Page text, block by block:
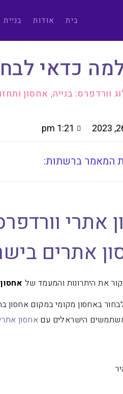
בית אודות
כדאי
וורדפרס: בנייה, אחסון
1:21 pm
המאמר ברשתות:
אתרי
אתרים
את היתרונות והמעמד של
באחסון מקומי במקום אחסון
הישראלים עם אחסון